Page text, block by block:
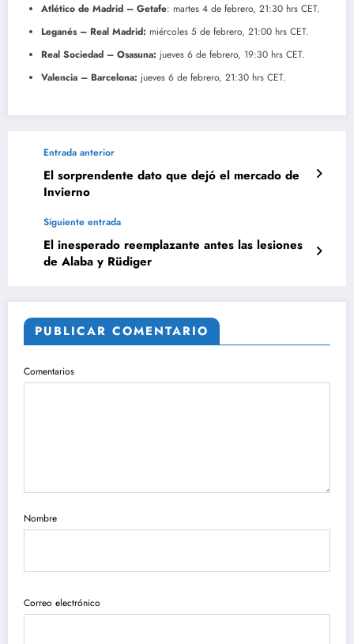
Atlético de Madrid – Getafe: martes 4 de febrero, 21:30 hrs CET.
Leganés – Real Madrid: miércoles 5 de febrero, 21:00 hrs CET.
Real Sociedad – Osasuna: jueves 6 de febrero, 19:30 hrs CET.
Valencia – Barcelona: jueves 6 de febrero, 21:30 hrs CET.
Entrada anterior
El sorprendente dato que dejó el mercado de
Invierno
Siguiente entrada
El inesperado reemplazante antes las lesiones
de Alaba y Rüdiger
PUBLICAR COMENTARIO
Comentarios
Nombre
Correo electrónico